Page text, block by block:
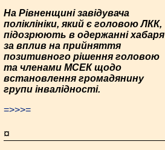
На Рівненщині завідувача
поліклініки, який є головою ЛКК,
підозрюють в одержанні хабаря
за вплив на прийняття
позитивного рішення головою
та членами МСЕК щодо
встановлення громадянину
групи інвалідності.
=>>>=
¤